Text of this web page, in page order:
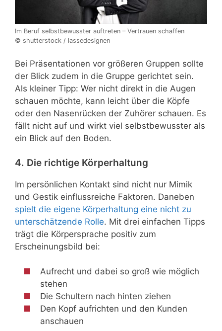
Im Beruf selbstbewusster auftreten – Vertrauen schaffen
© shutterstock / lassedesignen
Bei Präsentationen vor größeren Gruppen sollte
der Blick zudem in die Gruppe gerichtet sein.
Als kleiner Tipp: Wer nicht direkt in die Augen
schauen möchte, kann leicht über die Köpfe
oder den Nasenrücken der Zuhörer schauen. Es
fällt nicht auf und wirkt viel selbstbewusster als
ein Blick auf den Boden.
4. Die richtige Körperhaltung
Im persönlichen Kontakt sind nicht nur Mimik
und Gestik einflussreiche Faktoren. Daneben
spielt die eigene Körperhaltung eine nicht zu
unterschätzende Rolle. Mit drei einfachen Tipps
trägt die Körpersprache positiv zum
Erscheinungsbild bei:
Aufrecht und dabei so groß wie möglich
stehen
Die Schultern nach hinten ziehen
Den Kopf aufrichten und den Kunden
anschauen